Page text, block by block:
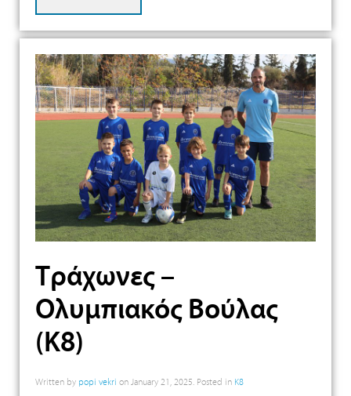
Τράχωνες –
Ολυμπιακός Βούλας
(Κ8)
Written by popi vekri on January 21, 2025. Posted in K8